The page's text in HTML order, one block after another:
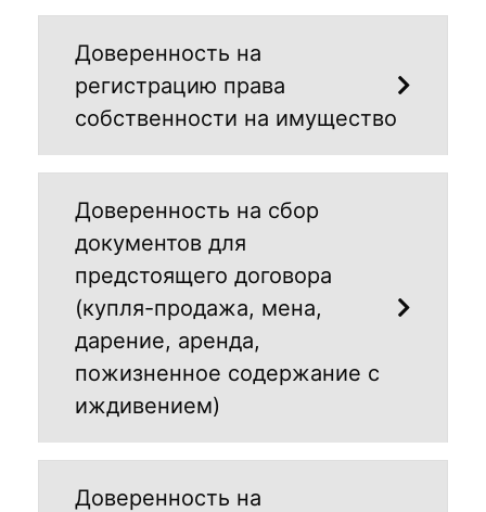
Доверенность на
регистрацию права
собственности на имущество
Доверенность на cбор
документов для
предстоящего договора
(купля-продажа, мена,
дарение, аренда,
пожизненное содержание с
иждивением)
Доверенность на